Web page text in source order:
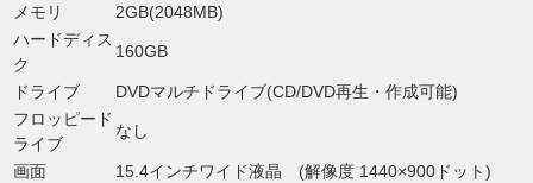
メモリ
2GB(2048MB)
ハードディス
ク
160GB
ドライブ
DVDマルチドライブ(CD/DVD再生・作成可能)
フロッピード
ライブ
なし
画面
15.4インチワイド液晶 (解像度 1440×900ドット)